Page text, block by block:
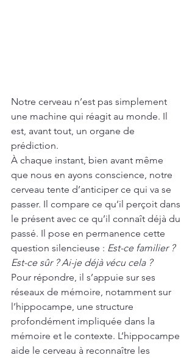
Notre cerveau n’est pas simplement
une machine qui réagit au monde. Il
est, avant tout, un organe de
prédiction.
À chaque instant, bien avant même
que nous en ayons conscience, notre
cerveau tente d’anticiper ce qui va se
passer. Il compare ce qu’il perçoit dans
le présent avec ce qu’il connaît déjà du
passé. Il pose en permanence cette
question silencieuse : Est-ce familier ?
Est-ce sûr ? Ai-je déjà vécu cela ?
Pour répondre, il s’appuie sur ses
réseaux de mémoire, notamment sur
l’hippocampe, une structure
profondément impliquée dans la
mémoire et le contexte. L’hippocampe
aide le cerveau à reconnaître les